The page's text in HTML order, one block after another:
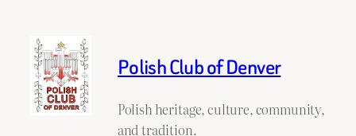
Polish Club of Denver
Polish heritage, culture, community,
and tradition.